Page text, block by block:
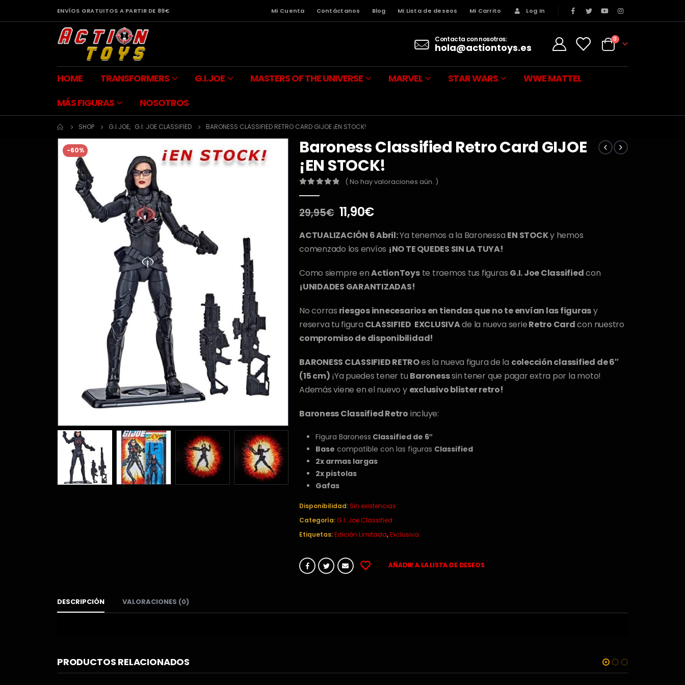
ENVÍOS GRATUITOS A PARTIR DE 89€ Mi Cuenta Contáctanos Blog Mi Lista de deseos Mi Carrito Log In
Contacta con nosotros:
hola@actiontoys.es
0
HOME TRANSFORMERS G.I.JOE MASTERS OF THE UNIVERSE MARVEL STAR WARS
WWE MATTEL
MÁS FIGURAS
NOSOTROS
SHOP G.I.JOE, G.I. JOE CLASSIFIED BARONESS CLASSIFIED RETRO CARD GIJOE ¡EN STOCK!
-60%
Baroness Classified Retro Card GIJOE
¡EN STOCK!
( No hay valoraciones aún. )
29,95€ El
precio
original
era:
11,90€El
actual
es:
ACTUALIZACIÓN 6 Abril:Ya tenemos a la Baronessa EN STOCKy hemos
comenzado los envíos ¡NO TE QUEDES SIN LA TUYA!
Como siempre enActionToyste traemos tus figuras G.I. Joe Classifiedcon
¡UNIDADES GARANTIZADAS!
No corras riesgos innecesarios en tiendas que no te envían las figurasy
reserva tu figura CLASSIFIED EXCLUSIVAde la nueva serieRetro Cardcon nuestro
compromiso de disponibilidad!
BARONESS CLASSIFIED RETROes la nueva figura de la colección classified de 6″
(15 cm) ¡Ya puedes tener tu Baronesssin tener que pagar extra por la moto!
Además viene en el nuevo y exclusivo blister retro!
Baroness Classified Retro incluye:
Figura Baroness Classified de 6″
Base compatible con las figuras Classified
2x armas largas
2x pistolas
Gafas
Disponibilidad:Sin existencias
Categoría:G.I. Joe Classified
Etiquetas:Edición Limitada,Exclusiva
AÑADIR A LA LISTA DE DESEOS
DESCRIPCIÓN VALORACIONES (0)
PRODUCTOS RELACIONADOS